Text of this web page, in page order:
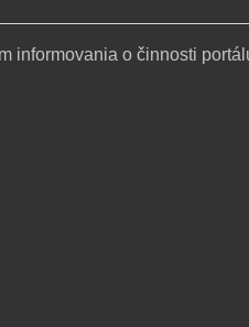
informovania o činnosti